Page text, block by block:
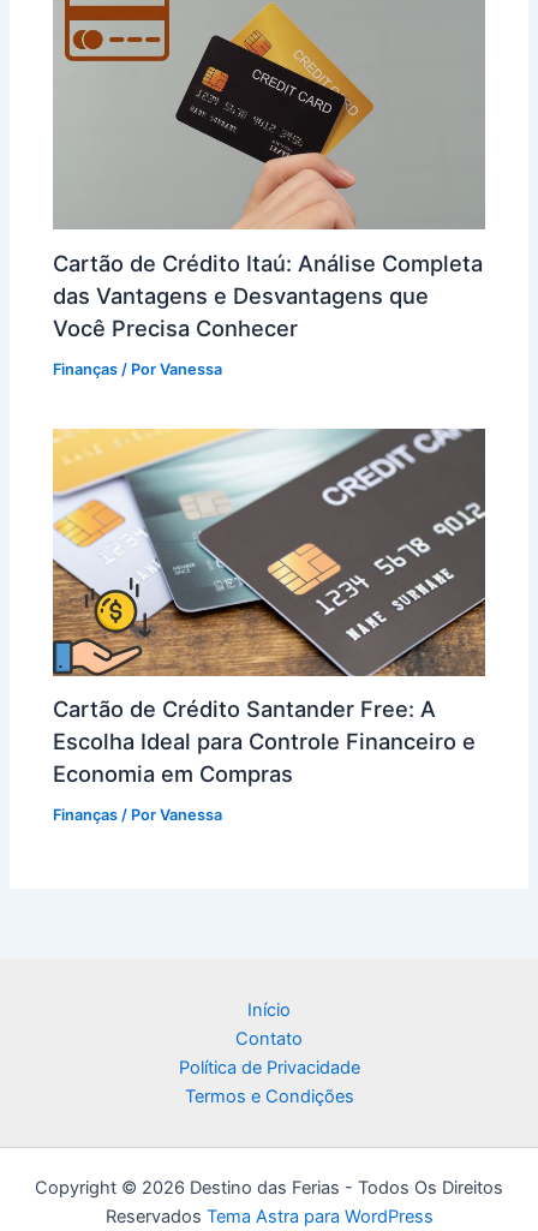
Cartão de Crédito Itaú: Análise Completa
das Vantagens e Desvantagens que
Você Precisa Conhecer
Finanças / PorVanessa
Cartão de Crédito Santander Free: A
Escolha Ideal para Controle Financeiro e
Economia em Compras
Finanças / PorVanessa
Início
Contato
Política de Privacidade
Termos e Condições
Copyright © 2026 Destino das Ferias - Todos Os Direitos
Reservados Tema Astra para WordPress